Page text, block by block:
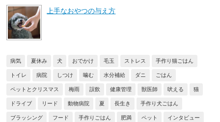
上手なおやつの与え方
病気 夏休み 犬 おでかけ 毛玉 ストレス 手作り猫ごはん
トイレ 病院 しつけ 噛む 水分補給 ダニ ごはん
ペットとクリスマス 梅雨 誤飲 健康管理 獣医師 吠える 猫
ドライブ リード 動物病院 夏 長生き 手作り犬ごはん
ブラッシング フード 手作りごはん 肥満 ペット インタビュー